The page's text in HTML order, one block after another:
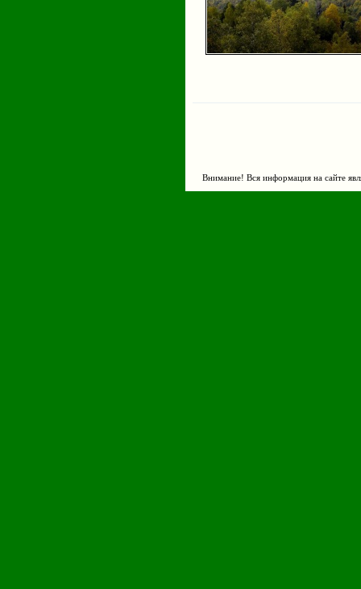
Внимание! Вся информация на сайте